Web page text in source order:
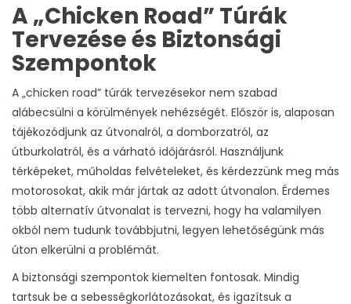
A „Chicken Road” Túrák
Tervezése és Biztonsági
Szempontok
A „chicken road” túrák tervezésekor nem szabad
alábecsülni a körülmények nehézségét. Először is, alaposan
tájékozódjunk az útvonalról, a domborzatról, az
útburkolatról, és a várható időjárásról. Használjunk
térképeket, műholdas felvételeket, és kérdezzünk meg más
motorosokat, akik már jártak az adott útvonalon. Érdemes
több alternatív útvonalat is tervezni, hogy ha valamilyen
okból nem tudunk továbbjutni, legyen lehetőségünk más
úton elkerülni a problémát.
A biztonsági szempontok kiemelten fontosak. Mindig
tartsuk be a sebességkorlátozásokat, és igazítsuk a